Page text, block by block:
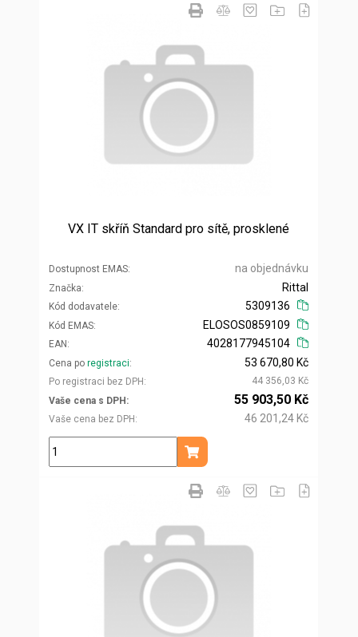
VX IT skříň Standard pro sítě, prosklené
Dostupnost EMAS na objednávku
Značka
Kód dodavatele
Rittal
5309136
Kód EMAS
EAN
ELOSOS0859109
4028177945104
Cena po registraci
Po registraci bez DPH
53 670,80 Kč
44 356,03 Kč
Vaše cena s DPH
Vaše cena bez DPH
55 903,50 Kč
46 201,24 Kč
ks
Přidat do košíku